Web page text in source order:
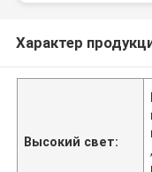
Характер
Высокий свет:
,